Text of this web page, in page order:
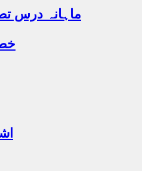
ماہانہ درس